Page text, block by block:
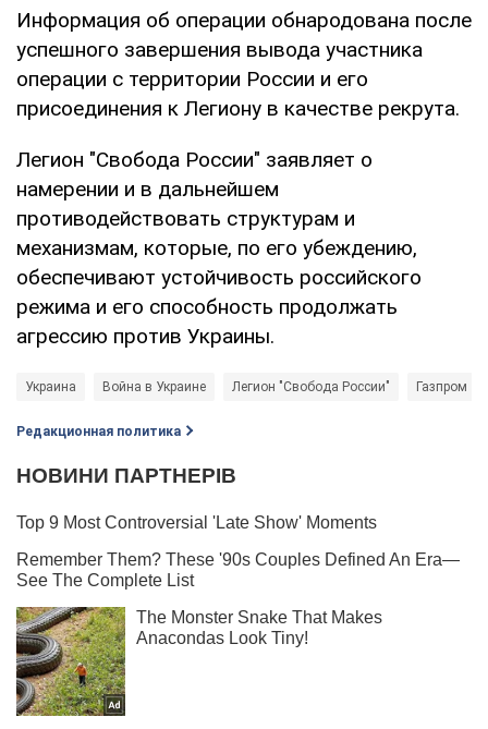
Информация об операции обнародована после
успешного завершения вывода участника
операции с территории России и его
присоединения к Легиону в качестве рекрута.
Легион "Свобода России" заявляет о
намерении и в дальнейшем
противодействовать структурам и
механизмам, которые, по его убеждению,
обеспечивают устойчивость российского
режима и его способность продолжать
агрессию против Украины.
Украина Война в Украине Легион "Свобода России" Газпром
Редакционная политика